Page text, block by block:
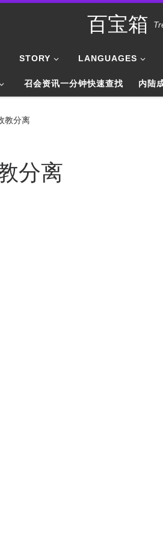
百宝箱
STORY LANGUAGES
召会资讯一分钟快速查找 内陆
教分离
分离